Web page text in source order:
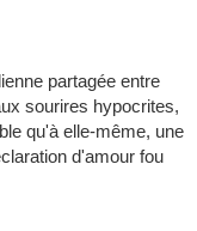
partagée entre
sourires hypocrites,
qu'à elle-même, une
d'amour fou